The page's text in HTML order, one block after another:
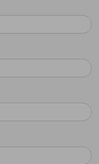
xxxx, 06-x-xxx-xxx